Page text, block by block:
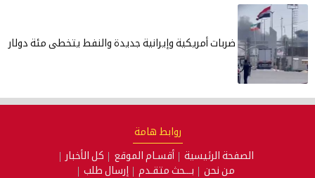
ضربات أمريكية وإيرانية جديدة والنفط يتخطى مئة دولار
روابط هامة
الصفحة الرئيسية أقسـام الموقع
كل الأخبار
من نحن
بـــحث متقـدم
إرسال طلب